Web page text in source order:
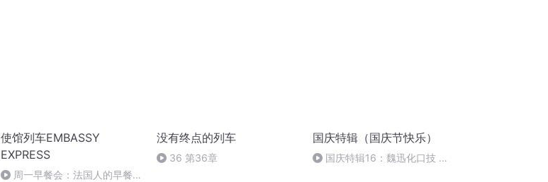
使馆列车EMBASSY
EXPRESS
周一早餐会：法国人的早餐
没有终点的列车
36 第36章
国庆特辑（国庆节快乐）
国庆特辑16：魏迅化口技 二